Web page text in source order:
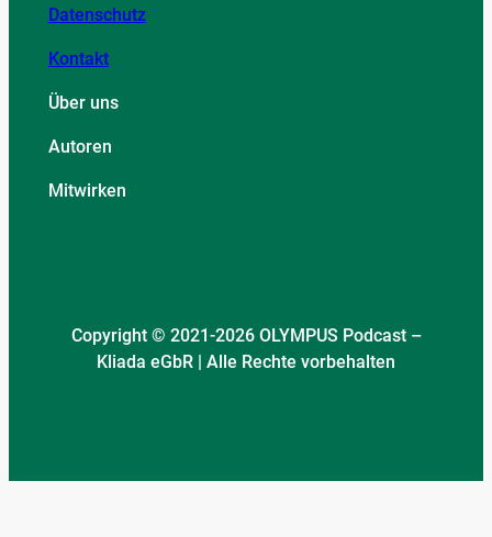
Datenschutz
Kontakt
Über uns
Autoren
Mitwirken
Copyright © 2021-2026 OLYMPUS Podcast –
Kliada eGbR | Alle Rechte vorbehalten